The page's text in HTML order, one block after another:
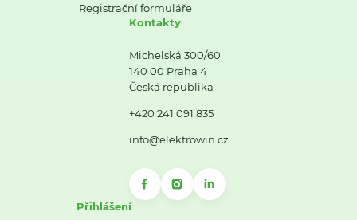
Registrační formuláře
Kontakty
Michelská 300/60
140 00 Praha 4
Česká republika
+420 241 091 835
info@elektrowin.cz
Přihlášení